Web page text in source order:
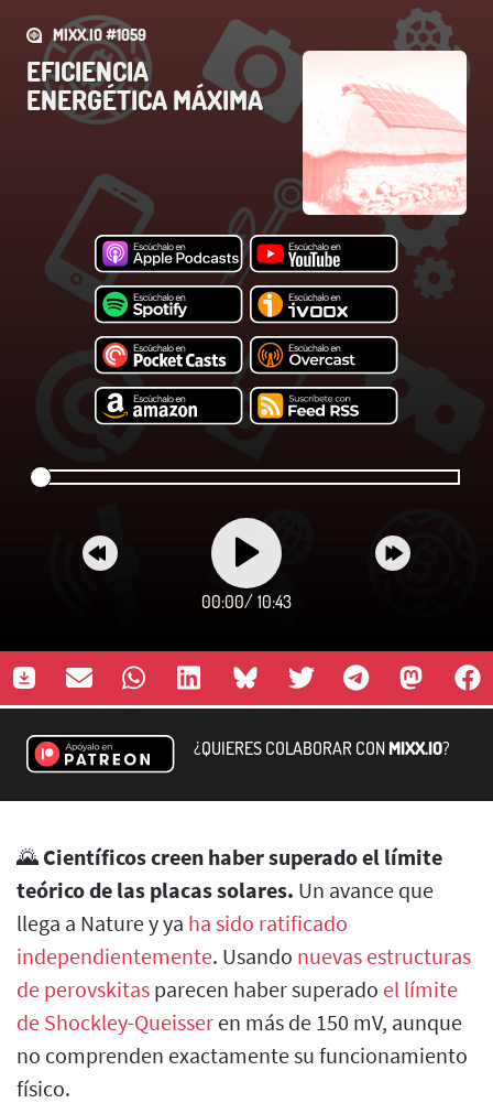
MIXX.IO #1059
EFICIENCIA
ENERGÉTICA MÁXIMA
00:00/ 10:43
¿QUIERES COLABORAR CONMIXX.IO?
🌄 Científicos creen haber superado el límite
teórico de las placas solares. Un avance que
llega a Nature y ya ha sido ratificado
independientemente. Usando nuevas estructuras
de perovskitas parecen haber superado el límite
de Shockley-Queisser en más de 150 mV, aunque
no comprenden exactamente su funcionamiento
físico.